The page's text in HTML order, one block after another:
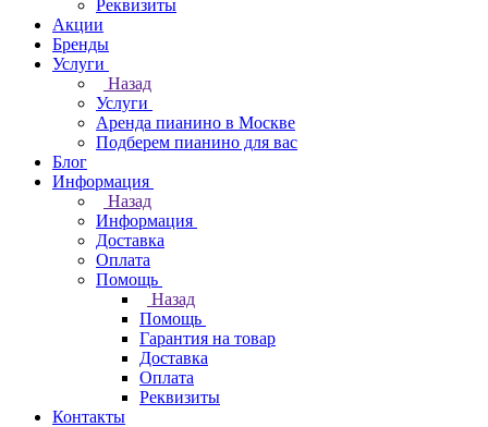
Реквизиты
Акции
Бренды
Услуги
Назад
Услуги
Аренда пианино в Москве
Подберем пианино для вас
Блог
Информация
Назад
Информация
Доставка
Оплата
Помощь
Назад
Помощь
Гарантия на товар
Доставка
Оплата
Реквизиты
Контакты